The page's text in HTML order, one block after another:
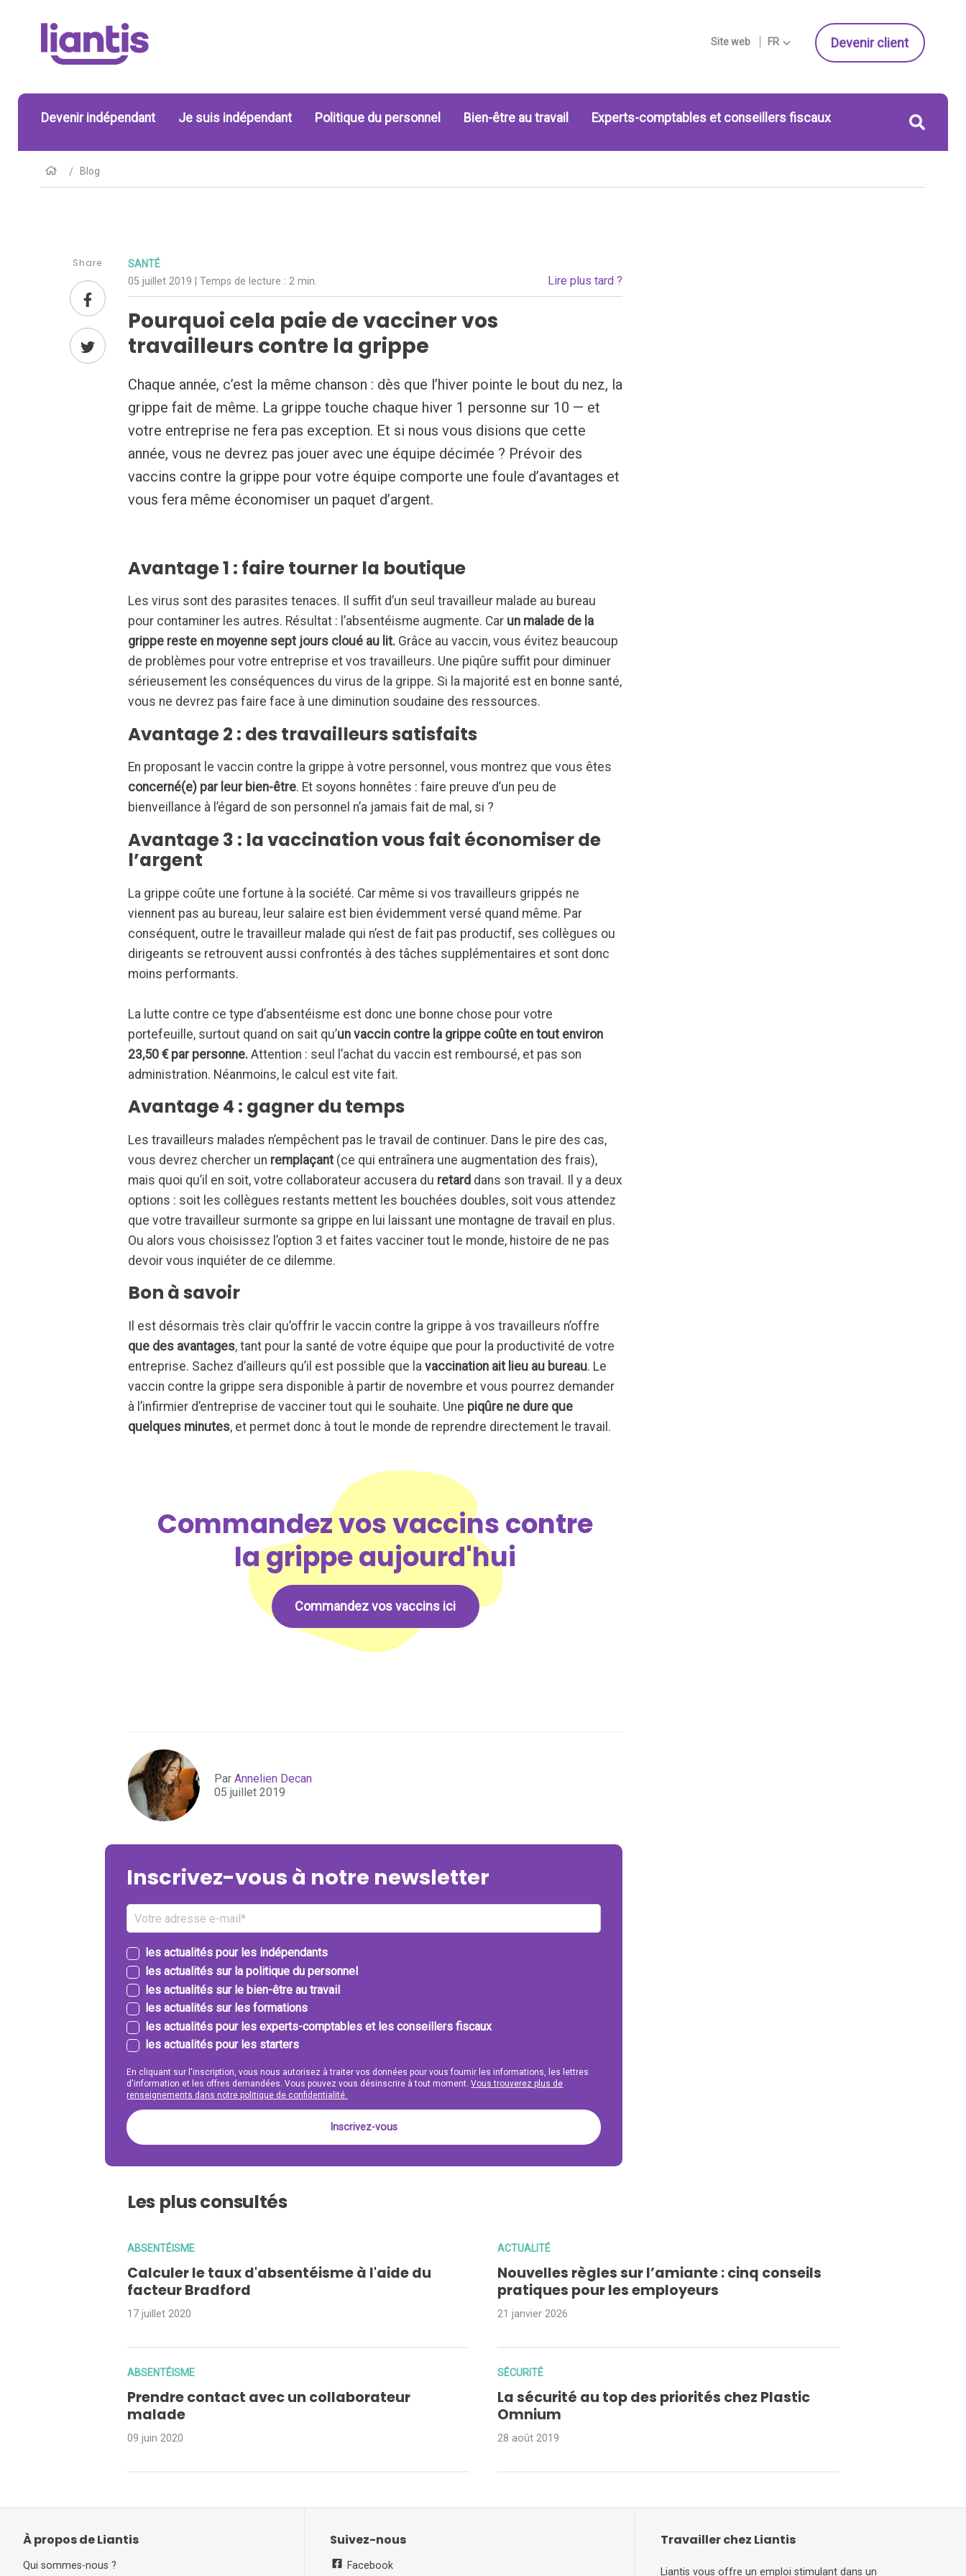
Site web FR Devenir client
Devenir indépendant Je suis indépendant Politique du personnel Bien-être au travail Experts-comptables et conseillers fiscaux
Blog
Share SANTÉ
05 juillet 2019 | Temps de lecture :2 min. Lire plus tard ?
Pourquoi cela paie de vacciner vos
travailleurs contre la grippe
Chaque année, c’est la même chanson : dès que l’hiver pointe le bout du nez, la
grippe fait de même. La grippe touche chaque hiver 1 personne sur 10 — et
votre entreprise ne fera pas exception. Et si nous vous disions que cette
année, vous ne devrez pas jouer avec une équipe décimée ? Prévoir des
vaccins contre la grippe pour votre équipe comporte une foule d’avantages et
vous fera même économiser un paquet d’argent.
Avantage 1 : faire tourner la boutique
Les virus sont des parasites tenaces. Il suffit d’un seul travailleur malade au bureau
pour contaminer les autres. Résultat : l’absentéisme augmente. Car un malade de la
grippe reste en moyenne sept jours cloué au lit. Grâce au vaccin, vous évitez beaucoup
de problèmes pour votre entreprise et vos travailleurs. Une piqûre suffit pour diminuer
sérieusement les conséquences du virus de la grippe. Si la majorité est en bonne santé,
vous ne devrez pas faire face à une diminution soudaine des ressources.
Avantage 2 : des travailleurs satisfaits
En proposant le vaccin contre la grippe à votre personnel, vous montrez que vous êtes
concerné(e) par leur bien-être. Et soyons honnêtes : faire preuve d’un peu de
bienveillance à l’égard de son personnel n’a jamais fait de mal, si ?
Avantage 3 : la vaccination vous fait économiser de
l’argent
La grippe coûte une fortune à la société. Car même si vos travailleurs grippés ne
viennent pas au bureau, leur salaire est bien évidemment versé quand même. Par
conséquent, outre le travailleur malade qui n’est de fait pas productif, ses collègues ou
dirigeants se retrouvent aussi confrontés à des tâches supplémentaires et sont donc
moins performants.
La lutte contre ce type d’absentéisme est donc une bonne chose pour votre
portefeuille, surtout quand on sait qu’un vaccin contre la grippe coûte en tout environ
23,50 € par personne. Attention : seul l’achat du vaccin est remboursé, et pas son
administration. Néanmoins, le calcul est vite fait.
Avantage 4 : gagner du temps
Les travailleurs malades n’empêchent pas le travail de continuer. Dans le pire des cas,
vous devrez chercher un remplaçant (ce qui entraînera une augmentation des frais),
mais quoi qu’il en soit, votre collaborateur accusera du retard dans son travail. Il y a deux
options : soit les collègues restants mettent les bouchées doubles, soit vous attendez
que votre travailleur surmonte sa grippe en lui laissant une montagne de travail en plus.
Ou alors vous choisissez l’option 3 et faites vacciner tout le monde, histoire de ne pas
devoir vous inquiéter de ce dilemme.
Bon à savoir
Il est désormais très clair qu’offrir le vaccin contre la grippe à vos travailleurs n’offre
que des avantages, tant pour la santé de votre équipe que pour la productivité de votre
entreprise. Sachez d’ailleurs qu’il est possible que lavaccination ait lieu au bureau. Le
vaccin contre la grippe sera disponible à partir de novembre et vous pourrez demander
à l’infirmier d’entreprise de vacciner tout qui le souhaite. Une piqûre ne dure que
quelques minutes, et permet donc à tout le monde de reprendre directement le travail.
Commandez vos vaccins contre
la grippe aujourd'hui
Commandez vos vaccins ici
ParAnnelien Decan
05 juillet 2019
Inscrivez-vous à notre newsletter
les actualités pour les indépendants
les actualités sur la politique du personnel
les actualités sur le bien-être au travail
les actualités sur les formations
les actualités pour les experts-comptables et les conseillers fiscaux
les actualités pour les starters
En cliquant sur l'inscription, vous nous autorisez à traiter vos données pour vous fournir les informations, les lettres
d'information et les offres demandées. Vous pouvez vous désinscrire à tout moment.Vous trouverez plus de
renseignements dans notre politique de confidentialité.
Les plus consultés
ABSENTÉISME
Calculer le taux d'absentéisme à l'aide du
facteur Bradford
17 juillet 2020
ACTUALITÉ
Nouvelles règles sur l’amiante : cinq conseils
pratiques pour les employeurs
21 janvier 2026
ABSENTÉISME
Prendre contact avec un collaborateur
malade
09 juin 2020
SÉCURITÉ
La sécurité au top des priorités chez Plastic
Omnium
28 août 2019
À propos de Liantis
Qui sommes-nous ?
Suivez-nous
Facebook
Travailler chez Liantis
Liantis vous offre un emploi stimulant dans un